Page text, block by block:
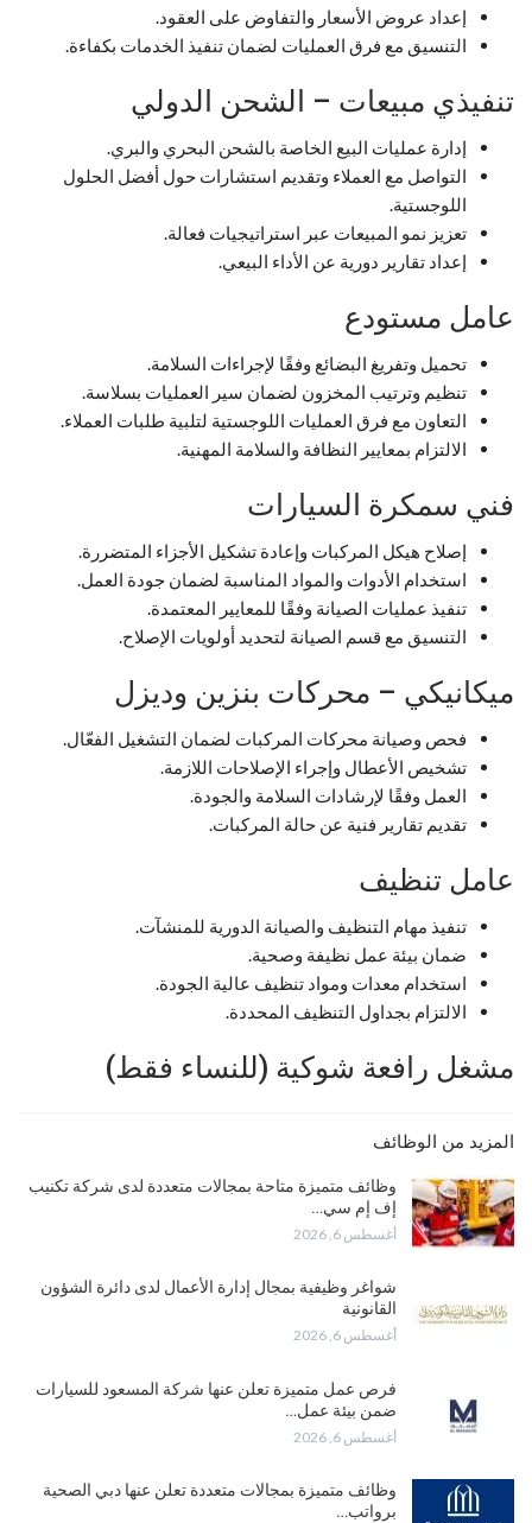
إعداد عروض الأسعار والتفاوض على العقود.
التنسيق مع فرق العمليات لضمان تنفيذ الخدمات بكفاءة.
تنفيذي مبيعات – الشحن الدولي
إدارة عمليات البيع الخاصة بالشحن البحري والبري.
التواصل مع العملاء وتقديم استشارات حول أفضل الحلول
اللوجستية.
تعزيز نمو المبيعات عبر استراتيجيات فعالة.
إعداد تقارير دورية عن الأداء البيعي.
عامل مستودع
تحميل وتفريغ البضائع وفقًا لإجراءات السلامة.
تنظيم وترتيب المخزون لضمان سير العمليات بسلاسة.
التعاون مع فرق العمليات اللوجستية لتلبية طلبات العملاء.
الالتزام بمعايير النظافة والسلامة المهنية.
فني سمكرة السيارات
إصلاح هيكل المركبات وإعادة تشكيل الأجزاء المتضررة.
استخدام الأدوات والمواد المناسبة لضمان جودة العمل.
تنفيذ عمليات الصيانة وفقًا للمعايير المعتمدة.
التنسيق مع قسم الصيانة لتحديد أولويات الإصلاح.
ميكانيكي – محركات بنزين وديزل
فحص وصيانة محركات المركبات لضمان التشغيل الفعّال.
تشخيص الأعطال وإجراء الإصلاحات اللازمة.
العمل وفقًا لإرشادات السلامة والجودة.
تقديم تقارير فنية عن حالة المركبات.
عامل تنظيف
تنفيذ مهام التنظيف والصيانة الدورية للمنشآت.
ضمان بيئة عمل نظيفة وصحية.
استخدام معدات ومواد تنظيف عالية الجودة.
الالتزام بجداول التنظيف المحددة.
مشغل رافعة شوكية (للنساء فقط)
المزيد من الوظائف
وظائف متميزة متاحة بمجالات متعددة لدى شركة تكنيب
إف إم سي…
أغسطس 6, 2026
شواغر وظيفية بمجال إدارة الأعمال لدى دائرة الشؤون
القانونية
أغسطس 6, 2026
فرص عمل متميزة تعلن عنها شركة المسعود للسيارات
ضمن بيئة عمل…
أغسطس 6, 2026
وظائف متميزة بمجالات متعددة تعلن عنها دبي الصحية
برواتب…